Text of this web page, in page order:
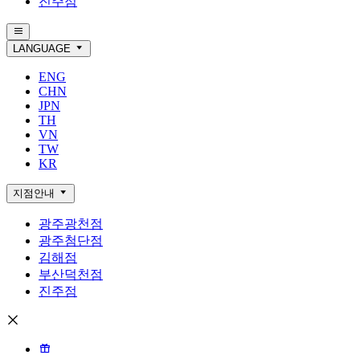
LANGUAGE
ENG
CHN
JPN
TH
VN
TW
KR
지점안내
광주광천점
광주첨단점
김해점
부산덕천점
진주점